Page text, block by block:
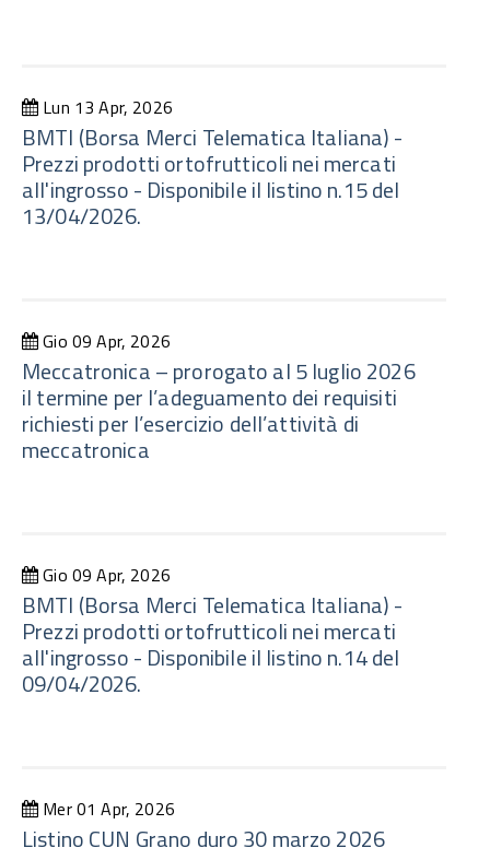
Lun 13 Apr, 2026
BMTI (Borsa Merci Telematica Italiana) -
Prezzi prodotti ortofrutticoli nei mercati
all'ingrosso - Disponibile il listino n.15 del
13/04/2026.
Gio 09 Apr, 2026
Meccatronica – prorogato al 5 luglio 2026
il termine per l’adeguamento dei requisiti
richiesti per l’esercizio dell’attività di
meccatronica
Gio 09 Apr, 2026
BMTI (Borsa Merci Telematica Italiana) -
Prezzi prodotti ortofrutticoli nei mercati
all'ingrosso - Disponibile il listino n.14 del
09/04/2026.
Mer 01 Apr, 2026
Listino CUN Grano duro 30 marzo 2026